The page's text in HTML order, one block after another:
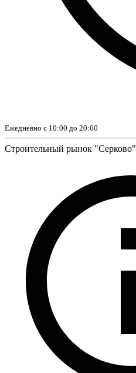
Ежедневно с 10:00 до 20:00
Строительный рынок "Серково"